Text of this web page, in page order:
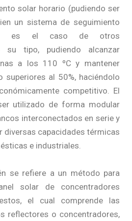
solar horario (pudiendo ser
un sistema de seguimiento
es el caso de otros
su tipo, pudiendo alcanzar
a los 110 ºC y mantener
superiores al 50%, haciéndolo
competitivo. El
utilizado de forma modular
interconectados en serie y
diversas capacidades térmicas
e industriales.
se refiere a un método para
solar de concentradores
el cual comprende las
reflectores o concentradores,